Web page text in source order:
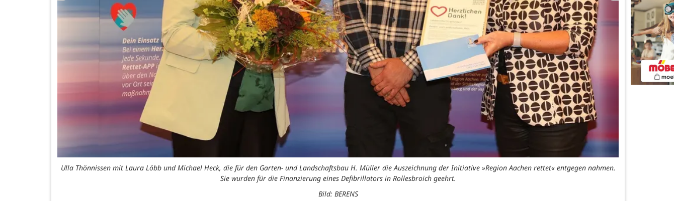
Ulla Thönnissen mit Laura Löbb und Michael Heck, die für den Garten- und Landschaftsbau H. Müller die Auszeichnung der Initiative »Region Aachen rettet« entgegen nahmen.
Sie wurden für die Finanzierung eines Defibrillators in Rollesbroich geehrt.
Bild: BERENS